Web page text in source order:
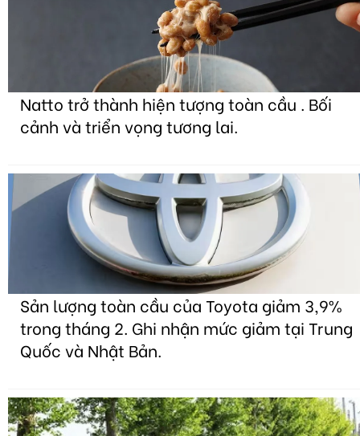
Natto trở thành hiện tượng toàn cầu . Bối
cảnh và triển vọng tương lai.
Sản lượng toàn cầu của Toyota giảm 3,9%
trong tháng 2. Ghi nhận mức giảm tại Trung
Quốc và Nhật Bản.